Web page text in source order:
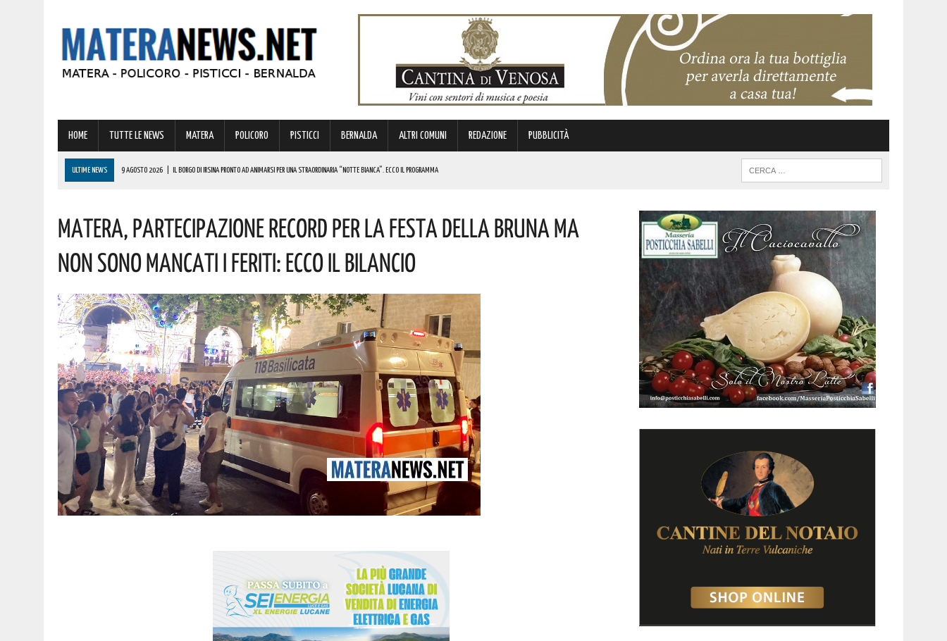
HOME TUTTE LE NEWS MATERA POLICORO PISTICCI BERNALDA ALTRI COMUNI REDAZIONE PUBBLICITÀ
ULTIME NEWS 9 AGOSTO 2026 IL BORGO DI IRSINA PRONTO AD ANIMARSI PER UNA STRAORDINARIA “NOTTE BIANCA”. ECCO IL PROGRAMMA
COMPLIMENTI
9 AGOSTO 2026 VINCITA DA RECORD IN BASILICATA DI OLTRE 600000 EURO! AUGURI AL FORTUNATO
Matera, Partecipazione Record Per La Festa Della Bruna Ma
Non Sono Mancati I Feriti: Ecco Il Bilancio